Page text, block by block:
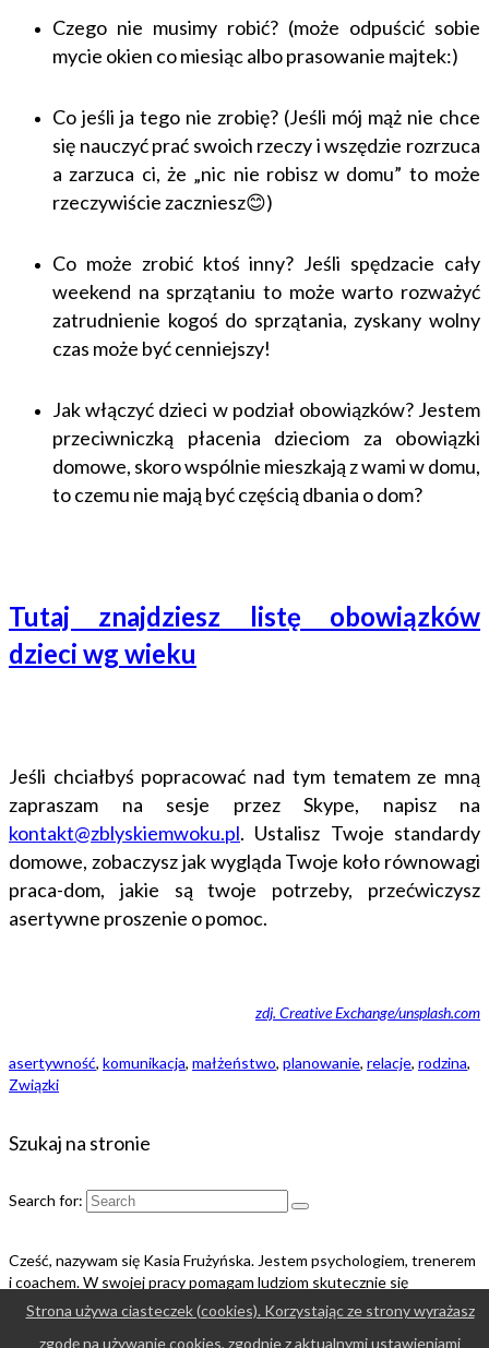
Czego nie musimy robić? (może odpuścić sobie
mycie okien co miesiąc albo prasowanie majtek:)
Co jeśli ja tego nie zrobię? (Jeśli mój mąż nie chce
się nauczyć prać swoich rzeczy i wszędzie rozrzuca
a zarzuca ci, że „nic nie robisz w domu” to może
rzeczywiście zaczniesz😊)
Co może zrobić ktoś inny? Jeśli spędzacie cały
weekend na sprzątaniu to może warto rozważyć
zatrudnienie kogoś do sprzątania, zyskany wolny
czas może być cenniejszy!
Jak włączyć dzieci w podział obowiązków? Jestem
przeciwniczką płacenia dzieciom za obowiązki
domowe, skoro wspólnie mieszkają z wami w domu,
to czemu nie mają być częścią dbania o dom?
Tutaj znajdziesz listę obowiązków
dzieci wg wieku
Jeśli chciałbyś popracować nad tym tematem ze mną
zapraszam na sesje przez Skype, napisz na
kontakt@zblyskiemwoku.pl. Ustalisz Twoje standardy
domowe, zobaczysz jak wygląda Twoje koło równowagi
praca-dom, jakie są twoje potrzeby, przećwiczysz
asertywne proszenie o pomoc.
zdj. Creative Exchange/unsplash.com
asertywność, komunikacja, małżeństwo, planowanie, relacje, rodzina,
Związki
Szukaj na stronie
Search for:
Cześć, nazywam się Kasia Frużyńska. Jestem psychologiem, trenerem
i coachem. W swojej pracy pomagam ludziom skutecznie się
dogadywać.
Strona używa ciasteczek (cookies). Korzystając ze strony wyrażasz
zgodę na używanie cookies, zgodnie z aktualnymi ustawieniami